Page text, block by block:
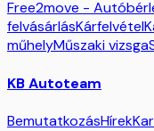
Free2move -
felvásárlásKárfelvétel
műhelyMűszaki vizsga
KB Autoteam
BemutatkozásHírek